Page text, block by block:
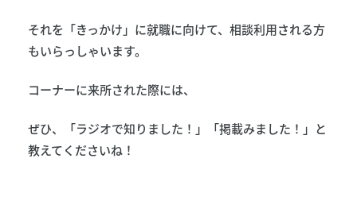
それを「きっかけ」に就職に向けて、相談利用される方
もいらっしゃいます。
コーナーに来所された際には、
ぜひ、「ラジオで知りました！」「掲載みました！」と
教えてくださいね！